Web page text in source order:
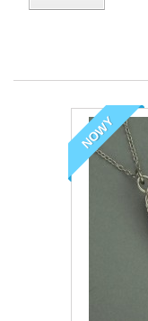
NOWY